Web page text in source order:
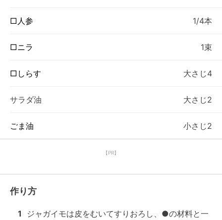
□人参 1/4本
□ニラ 1束
□しらす 大さじ4
サラダ油 大さじ2
ごま油 小さじ2
【PR】
作り方
1
ジャガイモは皮をむいてすりおろし、●の材料と一